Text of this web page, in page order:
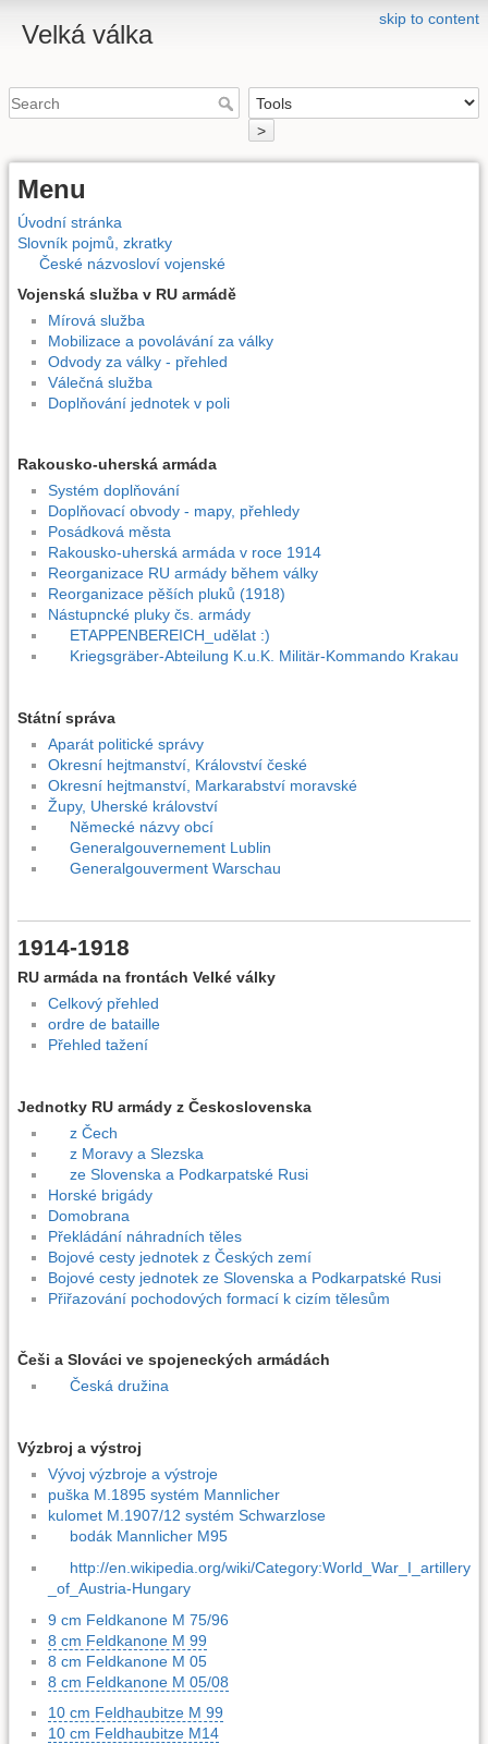
skip to content
Velká válka
>
Menu
Úvodní stránka
Slovník pojmů, zkratky
České názvosloví vojenské
Vojenská služba v RU armádě
Mírová služba
Mobilizace a povolávání za války
Odvody za války - přehled
Válečná služba
Doplňování jednotek v poli
Rakousko-uherská armáda
Systém doplňování
Doplňovací obvody - mapy, přehledy
Posádková města
Rakousko-uherská armáda v roce 1914
Reorganizace RU armády během války
Reorganizace pěších pluků (1918)
Nástupncké pluky čs. armády
ETAPPENBEREICH_udělat :)
Kriegsgräber-Abteilung K.u.K. Militär-Kommando Krakau
Státní správa
Aparát politické správy
Okresní hejtmanství, Království české
Okresní hejtmanství, Markarabství moravské
Župy, Uherské království
Německé názvy obcí
Generalgouvernement Lublin
Generalgouverment Warschau
1914-1918
RU armáda na frontách Velké války
Celkový přehled
ordre de bataille
Přehled tažení
Jednotky RU armády z Československa
z Čech
z Moravy a Slezska
ze Slovenska a Podkarpatské Rusi
Horské brigády
Domobrana
Překládání náhradních těles
Bojové cesty jednotek z Českých zemí
Bojové cesty jednotek ze Slovenska a Podkarpatské Rusi
Přiřazování pochodových formací k cizím tělesům
Češi a Slováci ve spojeneckých armádách
Česká družina
Výzbroj a výstroj
Vývoj výzbroje a výstroje
puška M.1895 systém Mannlicher
kulomet M.1907/12 systém Schwarzlose
bodák Mannlicher M95
http://en.wikipedia.org/wiki/Category:World_War_I_artillery
_of_Austria-Hungary
9 cm Feldkanone M 75/96
8 cm Feldkanone M 99
8 cm Feldkanone M 05
8 cm Feldkanone M 05/08
10 cm Feldhaubitze M 99
10 cm Feldhaubitze M14